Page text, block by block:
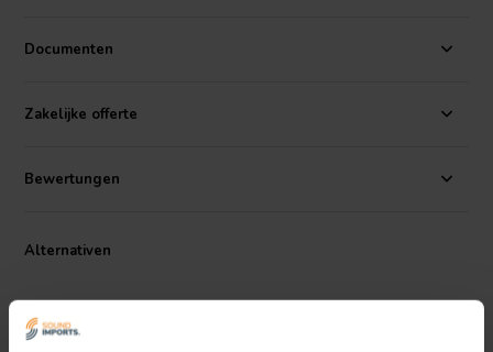
Rückplatten. Mit ihrem gesunden Xmax, der langhubigen
Konstruktion und den Doppelschwingspulen sind sie perfekt für
Lautsprechersystem.
Documenten
Zakelijke offerte
Bewertungen
Alternativen